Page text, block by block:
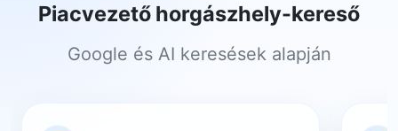
Piacvezető horgászhely-kereső
Google és AI keresések alapján